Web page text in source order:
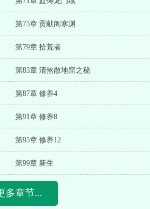
第75章 贡献阁寒渊
第79章 拾荒者
第83章 清煞散地窟之秘
第87章 修养4
第91章 修养8
第95章 修养12
第99章 新生
多章节...